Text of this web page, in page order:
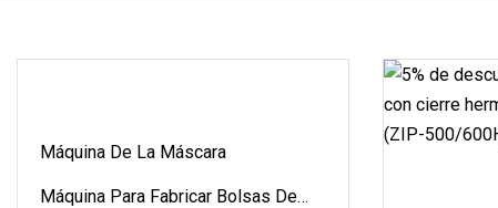
Máquina De La Máscara
Máquina Para Fabricar Bolsas De